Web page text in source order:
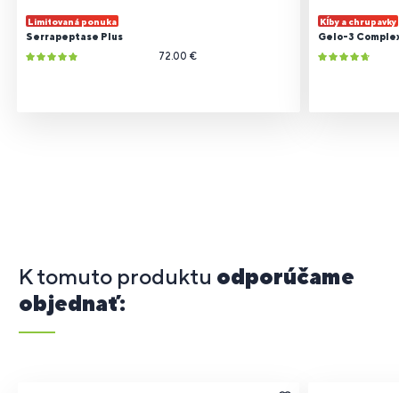
Limitovaná ponuka
Serrapeptase Plus
72.00 €
Kĺby a chrupavky
Gelo-3
K tomuto produktu odporúčame
objednať: